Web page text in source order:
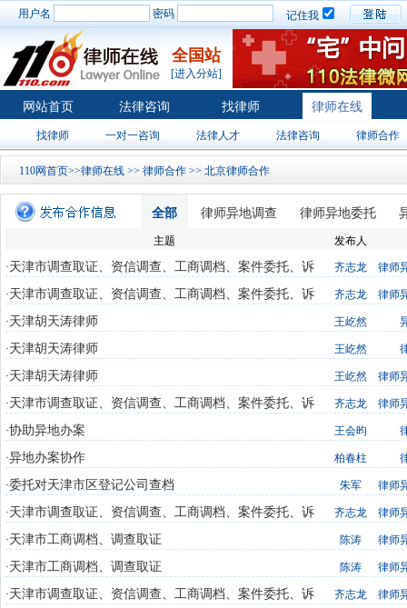
用户名 密码 记住我
全国站
[进入分站]
网站首页 法律咨询 找律师 律师在线
找律师 一对一咨询 法律人才 法律咨询 律师合作
110网首页>>律师在线 >> 律师合作 >> 北京律师合作
全部 律师异地调查 律师异地委托
主题 发布人
·天津市调查取证、资信调查、工商调档、案件委托、诉
讼执行
齐志龙 律师
·天津市调查取证、资信调查、工商调档、案件委托、诉
讼执行
齐志龙 律师
·天津胡天涛律师 王屹然
·天津胡天涛律师 王屹然
·天津胡天涛律师 王屹然 律师
·天津市调查取证、资信调查、工商调档、案件委托、诉
讼执行
齐志龙 律师
·协助异地办案 王会昀
·异地办案协作 柏春柱
·委托对天津市区登记公司查档 朱军 律师
·天津市调查取证、资信调查、工商调档、案件委托、诉
讼执行
齐志龙 律师
·天津市工商调档、调查取证 陈涛 律师
·天津市工商调档、调查取证 陈涛 律师
·天津市调查取证、资信调查、工商调档、案件委托、诉
齐志龙 律师